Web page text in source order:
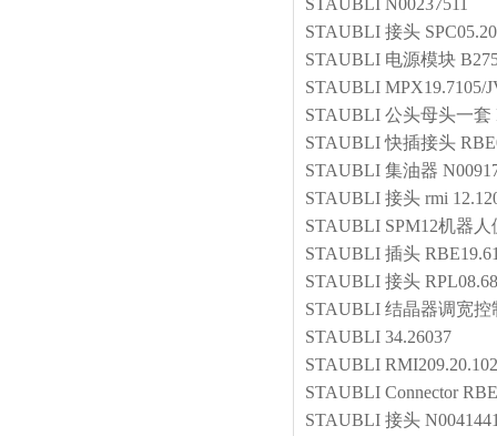
STAUBLI
N00237511
STAUBLI 接头
STAUBLI 电源模块
STAUBLI MPX19.7105/
STAUBLI 公头母头一套
STAUBLI 快插接头
STAUBLI 集油器
STAUBLI 接头 rmi
STAUBLI SPM12机器
STAUBLI 插头
STAUBLI 接头
STAUBLI 结晶器调宽控
STAUBLI 34.26037
STAUBLI
STAUBLI Connector
STAUBLI 接头